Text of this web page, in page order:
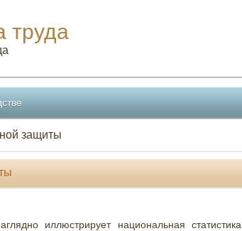
труда
защиты
иллюстрирует национальная статистика